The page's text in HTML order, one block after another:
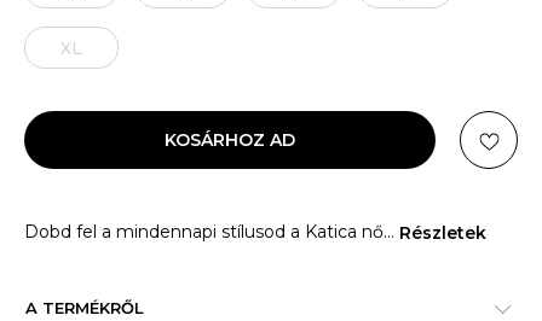
XL
KOSÁRHOZ AD
Dobd fel a mindennapi stílusod a Katica nő... Részletek
A TERMÉKRŐL